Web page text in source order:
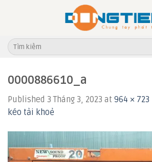
Tìm
kiếm:
0000886610_a
Published 3 Tháng 3, 2023 at 964 × 723
kéo tải khoẻ